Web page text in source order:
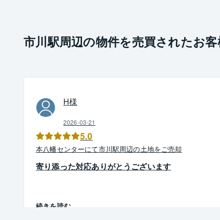
市川駅周辺の物件を売買されたお
H様
2026-03-21
5.0
本八幡センターにて市川駅周辺の土地をご売却
寄り添った対応ありがとうございます
続きを読む